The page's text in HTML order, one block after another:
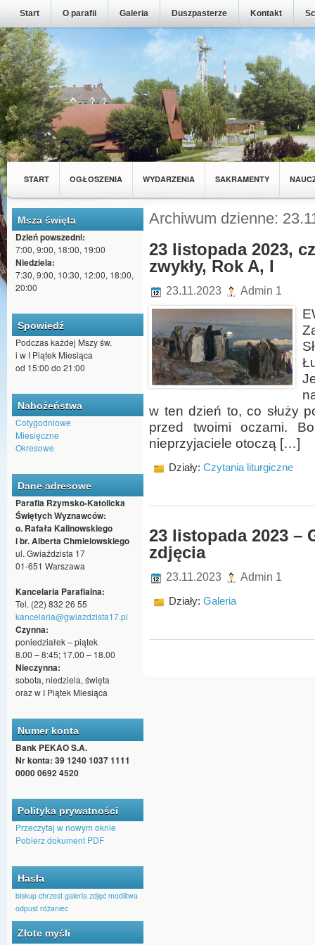
Start O parafii Galeria Duszpasterze Kontakt
START OGŁOSZENIA WYDARZENIA SAKRAMENTY
MŁODZIEŻ Z NASZEJ PARAFII WSPÓLNOTY
Msza święta
Dzień powszedni:
7:00, 9:00, 18:00, 19:00
Niedziela:
7:30, 9:00, 10:30, 12:00, 18:00,
20:00
Spowiedź
Podczas każdej Mszy św.
i w I Piątek Miesiąca
od 15:00 do 21:00
Nabożeństwa
Cotygodniowe
Miesięczne
Okresowe
Dane adresowe
Parafia Rzymsko-Katolicka
Świętych Wyznawców:
o. Rafała Kalinowskiego
i br. Alberta Chmielowskiego
ul. Gwiaździsta 17
01-651 Warszawa
Kancelaria Parafialna:
Tel. (22) 832 26 55
kancelaria@gwiazdzista17.pl
Czynna:
poniedziałek – piątek
8.00 – 8:45; 17.00 – 18.00
Nieczynna:
sobota, niedziela, święta
oraz w I Piątek Miesiąca
Numer konta
Bank PEKAO S.A.
Nr konta: 39 1240 1037 1111
0000 0692 4520
Polityka prywatności
Przeczytaj w nowym oknie
Pobierz dokument PDF
Hasła
biskup chrzest galeria zdjęć modlitwa
odpust różaniec
Złote myśli
Archiwum dzienne:
23 listopada 2023,
zwykły, Rok A, I
23.11.2023 Admin 1
w ten dzień to, co służy
przed twoimi oczami.
nieprzyjaciele otoczą […]
Działy: Czytania liturgiczne
23 listopada 2023 –
zdjęcia
23.11.2023 Admin 1
Działy: Galeria